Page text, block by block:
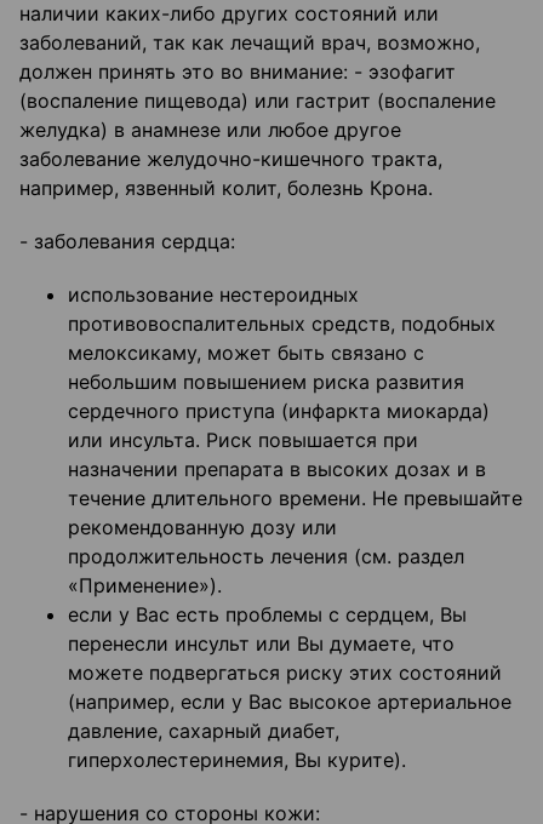
наличии каких-либо других состояний или
заболеваний, так как лечащий врач, возможно,
должен принять это во внимание: - эзофагит
(воспаление пищевода) или гастрит (воспаление
желудка) в анамнезе или любое другое
заболевание желудочно-кишечного тракта,
например, язвенный колит, болезнь Крона.
- заболевания сердца:
использование нестероидных
противовоспалительных средств, подобных
мелоксикаму, может быть связано с
небольшим повышением риска развития
сердечного приступа (инфаркта миокарда)
или инсульта. Риск повышается при
назначении препарата в высоких дозах и в
течение длительного времени. Не превышайте
рекомендованную дозу или
продолжительность лечения (см. раздел
«Применение»).
если у Вас есть проблемы с сердцем, Вы
перенесли инсульт или Вы думаете, что
можете подвергаться риску этих состояний
(например, если у Вас высокое артериальное
давление, сахарный диабет,
гиперхолестеринемия, Вы курите).
- нарушения со стороны кожи: